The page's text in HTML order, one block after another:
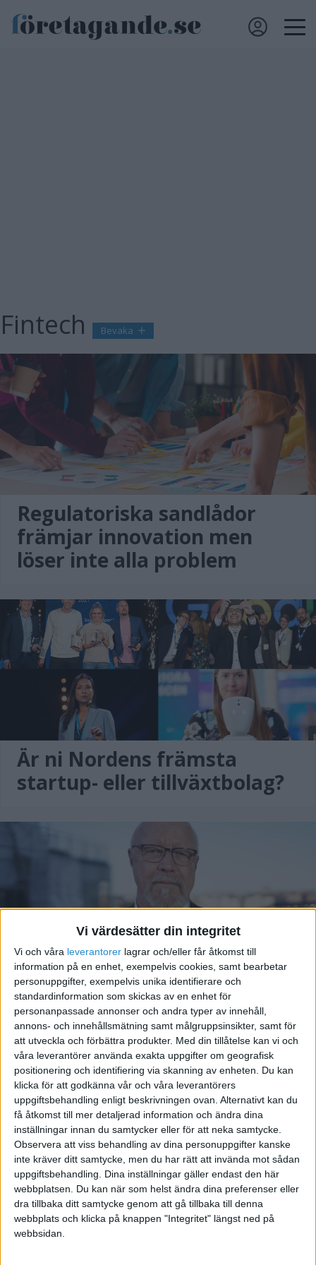
Vi värdesätter din integritet
Vi och våra leverantorer lagrar och/eller får åtkomst till
information på en enhet, exempelvis cookies, samt bearbetar
personuppgifter, exempelvis unika identifierare och
standardinformation som skickas av en enhet för
personanpassade annonser och andra typer av innehåll,
annons- och innehållsmätning samt målgruppsinsikter, samt för
att utveckla och förbättra produkter. Med din tillåtelse kan vi och
våra leverantörer använda exakta uppgifter om geografisk
positionering och identifiering via skanning av enheten. Du kan
klicka för att godkänna vår och våra leverantörers
uppgiftsbehandling enligt beskrivningen ovan. Alternativt kan du
få åtkomst till mer detaljerad information och ändra dina
inställningar innan du samtycker eller för att neka samtycke.
Observera att viss behandling av dina personuppgifter kanske
inte kräver ditt samtycke, men du har rätt att invända mot sådan
uppgiftsbehandling. Dina inställningar gäller endast den här
webbplatsen. Du kan när som helst ändra dina preferenser eller
dra tillbaka ditt samtycke genom att gå tillbaka till denna
webbplats och klicka på knappen "Integritet" längst ned på
webbsidan.
Fintech Bevaka
Regulatoriska sandlådor
främjar innovation men
löser inte alla problem
Är ni Nordens främsta
startup- eller tillväxtbolag?
"Alla förutsättningar finns
för ett jättekliv inom
fintech"
6 heta framtidsbranscher